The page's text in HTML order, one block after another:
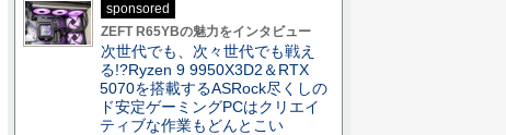
sponsored
ZEFT R65YBの魅力をインタビュー
次世代でも、次々世代でも戦え
る!?Ryzen 9 9950X3D2＆RTX
5070を搭載するASRock尽くしの
ド安定ゲーミングPCはクリエイ
ティブな作業もどんとこい